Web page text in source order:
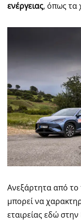
ενέργειας, όπως τα
Ανεξάρτητα από
μπορεί να
εταιρείας εδώ